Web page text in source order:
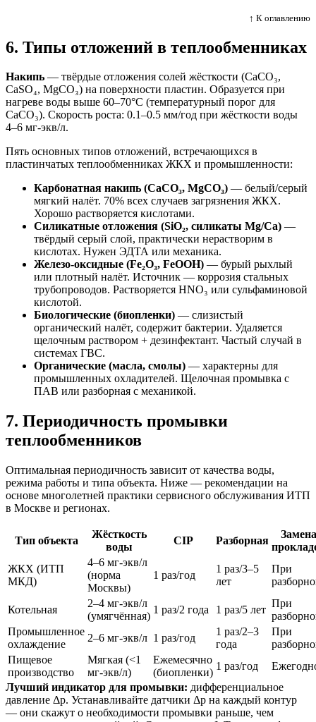
↑ К оглавлению
6. Типы отложений в теплообменниках
Накипь — твёрдые отложения солей жёсткости (CaCO₃,
CaSO₄, MgCO₃) на поверхности пластин. Образуется при
нагреве воды выше 60–70°C (температурный порог для
CaCO₃). Скорость роста: 0.1–0.5 мм/год при жёсткости воды
4–6 мг-экв/л.
Пять основных типов отложений, встречающихся в
пластинчатых теплообменниках ЖКХ и промышленности:
Карбонатная накипь (CaCO₃, MgCO₃) — белый/серый
мягкий налёт. 70% всех случаев загрязнения ЖКХ.
Хорошо растворяется кислотами.
Силикатные отложения (SiO₂, силикаты Mg/Ca) —
твёрдый серый слой, практически нерастворим в
кислотах. Нужен ЭДТА или механика.
Железо-оксидные (Fe₂O₃, FeOOH) — бурый рыхлый
или плотный налёт. Источник — коррозия стальных
трубопроводов. Растворяется HNO₃ или сульфаминовой
кислотой.
Биологические (биопленки) — слизистый
органический налёт, содержит бактерии. Удаляется
щелочным раствором + дезинфектант. Частый случай в
системах ГВС.
Органические (масла, смолы) — характерны для
промышленных охладителей. Щелочная промывка с
ПАВ или разборная с механикой.
7. Периодичность промывки
теплообменников
Оптимальная периодичность зависит от качества воды,
режима работы и типа объекта. Ниже — рекомендации на
основе многолетней практики сервисного обслуживания ИТП
в Москве и регионах.
Тип объекта
Жёсткость
воды
CIP Разборная
Замена
ЖКХ (ИТП
МКД)
4–6 мг-экв/л
(норма
Москвы)
1 раз/год
1 раз/3–5
лет
При
Котельная
2–4 мг-экв/л
(умягчённая)
1 раз/2 года 1 раз/5 лет
При
Промышленное
охлаждение
2–6 мг-экв/л 1 раз/год
1 раз/2–3
года
При
Пищевое
производство
Мягкая (<1
мг-экв/л)
Ежемесячно
(биопленки)
1 раз/год
Лучший индикатор для промывки: дифференциальное
давление Δp. Устанавливайте датчики Δp на каждый контур
— они скажут о необходимости промывки раньше, чем